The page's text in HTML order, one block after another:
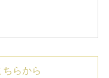
ちらから